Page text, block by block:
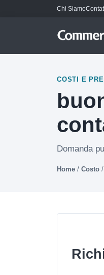
Chi Siamo
COSTI E
Domanda
Home / Costo /